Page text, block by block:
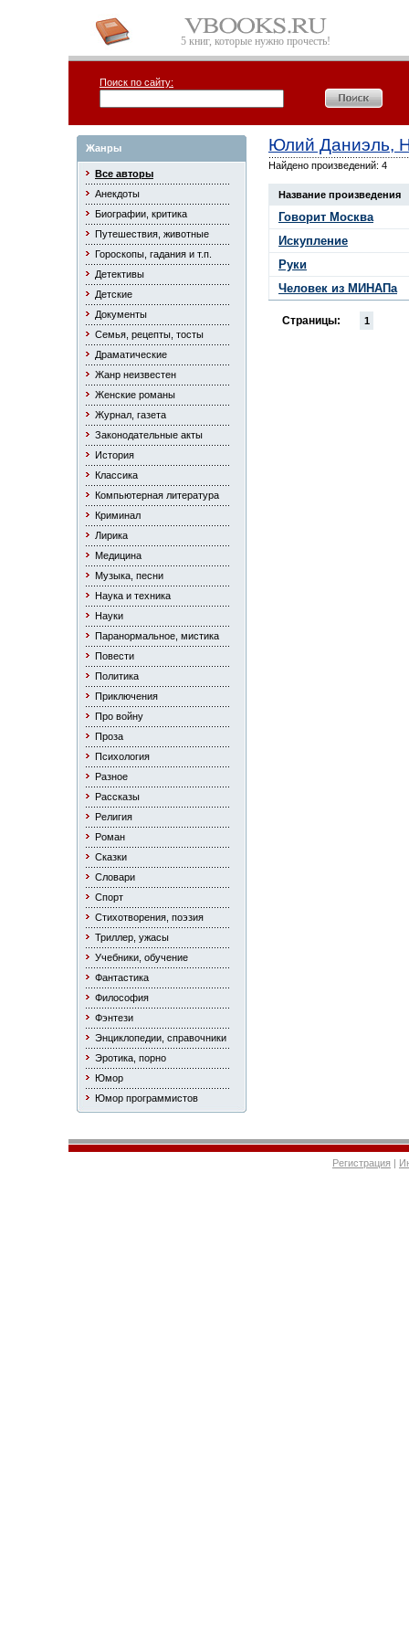
5 книг, которые нужно прочесть!
Поиск по сайту:
Жанры
Все авторы
Анекдоты
Биографии, критика
Путешествия, животные
Гороскопы, гадания и т.п.
Детективы
Детские
Документы
Семья, рецепты, тосты
Драматические
Жанр неизвестен
Женские романы
Журнал, газета
Законодательные акты
История
Классика
Компьютерная литература
Криминал
Лирика
Медицина
Музыка, песни
Наука и техника
Науки
Паранормальное, мистика
Повести
Политика
Приключения
Про войну
Проза
Психология
Разное
Рассказы
Религия
Роман
Сказки
Словари
Спорт
Стихотворения, поэзия
Триллер, ужасы
Учебники, обучение
Фантастика
Философия
Фэнтези
Энциклопедии, справочники
Эротика, порно
Юмор
Юмор программистов
Юлий Даниэль,
Найдено произведений: 4
Название произведения
Говорит Москва
Искупление
Руки
Человек из МИНАПа
Страницы: 1
Регистрация |